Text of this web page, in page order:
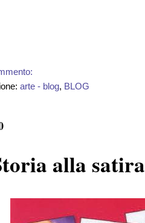
arte - blog, BLOG
alla satira